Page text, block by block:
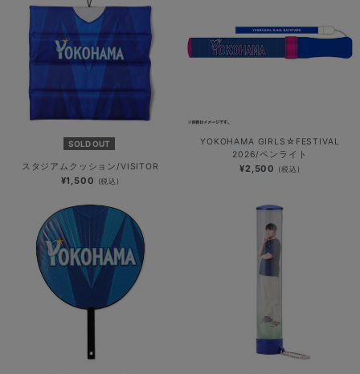
SOLD OUT
スタジアムクッション/VISITOR
¥1,500 (税込)
YOKOHAMA GIRLS☆FESTIVAL
2026/ペンライト
¥2,500 (税込)